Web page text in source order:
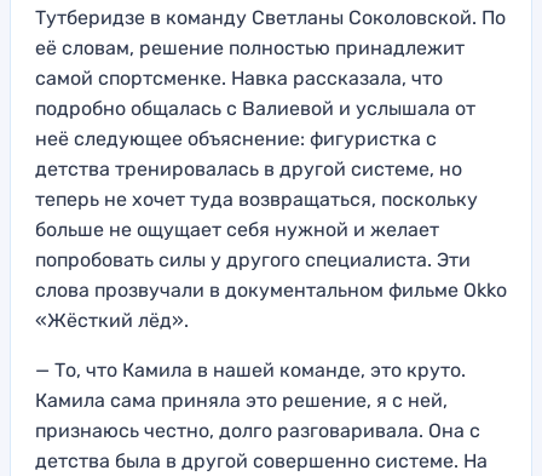
Тутберидзе в команду Светланы Соколовской. По
её словам, решение полностью принадлежит
самой спортсменке. Навка рассказала, что
подробно общалась с Валиевой и услышала от
неё следующее объяснение: фигуристка с
детства тренировалась в другой системе, но
теперь не хочет туда возвращаться, поскольку
больше не ощущает себя нужной и желает
попробовать силы у другого специалиста. Эти
слова прозвучали в документальном фильме Okko
«Жёсткий лёд».
— То, что Камила в нашей команде, это круто.
Камила сама приняла это решение, я с ней,
признаюсь честно, долго разговаривала. Она с
детства была в другой совершенно системе. На